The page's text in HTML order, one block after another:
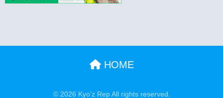
HOME
© 2026 Kyo’z Rep All rights reserved.